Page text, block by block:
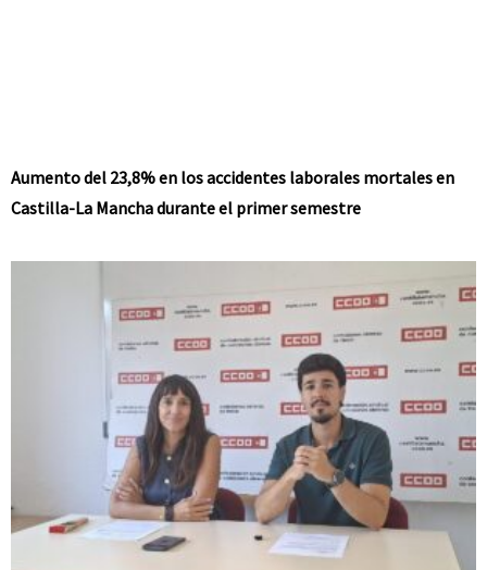
Aumento del 23,8% en los accidentes laborales mortales en
Castilla-La Mancha durante el primer semestre